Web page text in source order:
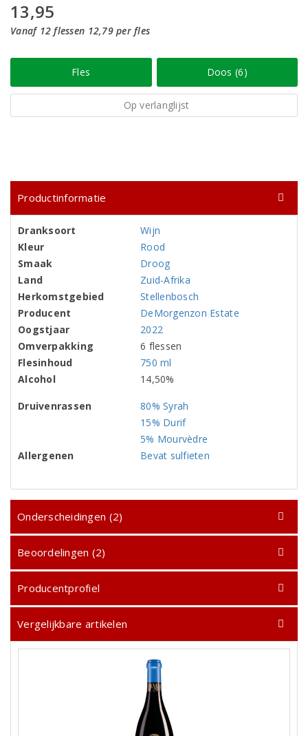
13,95
Vanaf 12 flessen 12,79 per fles
Fles Doos (6)
Op verlanglijst
Productinformatie
Dranksoort
Wijn
Kleur
Rood
Smaak
Droog
Land
Zuid-Afrika
Herkomstgebied
Stellenbosch
Producent
DeMorgenzon Estate
Oogstjaar
2022
Omverpakking
6 flessen
Flesinhoud
750 ml
Alcohol
14,50%
Druivenrassen
80% Syrah
15% Durif
5% Mourvèdre
Allergenen
Bevat sulfieten
Onderscheidingen (2)
Beoordelingen (2)
Producentprofiel
Vergelijkbare artikelen